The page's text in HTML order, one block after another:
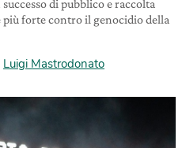
di pubblico e raccolta
più forte contro il genocidio della
Luigi Mastrodonato